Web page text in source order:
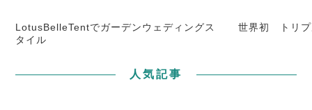
LotusBelleTentでガーデンウェディングス
タイル
世界初 トリプ
人気記事